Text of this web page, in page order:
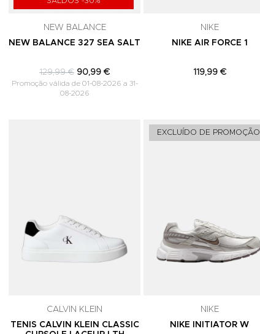
NEW BALANCE
NEW BALANCE 327 SEA SALT
129,99 € 90,99 €
Promoção válida de 01-08-2026 a 31-
08-2026
NIKE
NIKE AIR FORCE 1
119,99 €
Adicionar aos Favoritos
CALVIN KLEIN
TENIS CALVIN KLEIN CLASSIC
EXCLUÍDO DE PROMOÇÃO
NIKE
NIKE INITIATOR W